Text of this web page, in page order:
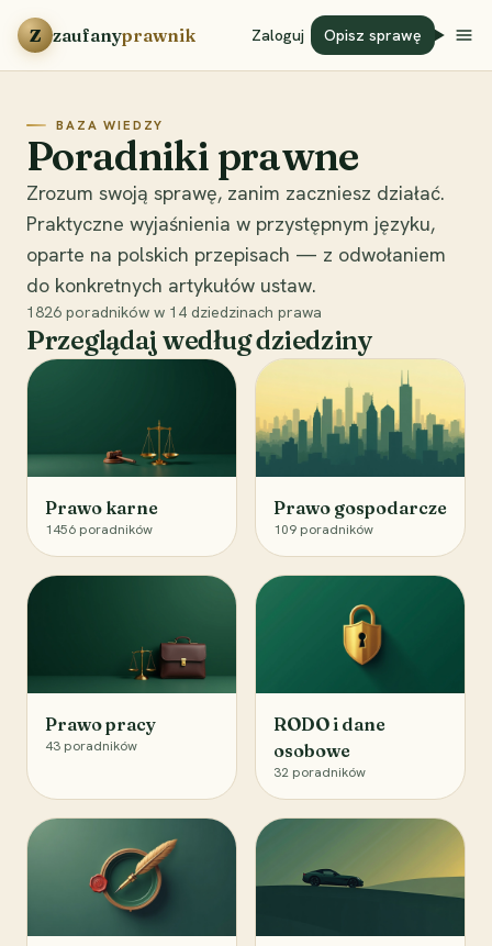
Przejdź do treści
Z zaufanyprawnik Zaloguj Opisz sprawę
BAZA WIEDZY
Poradniki prawne
Zrozum swoją sprawę, zanim zaczniesz działać.
Praktyczne wyjaśnienia w przystępnym języku,
oparte na polskich przepisach — z odwołaniem
do konkretnych artykułów ustaw.
1826 poradników w 14 dziedzinach prawa
Przeglądaj według dziedziny
Prawo karne
1456 poradników
Prawo gospodarcze
109 poradników
Prawo pracy
43 poradników
RODO i dane
osobowe
32 poradników